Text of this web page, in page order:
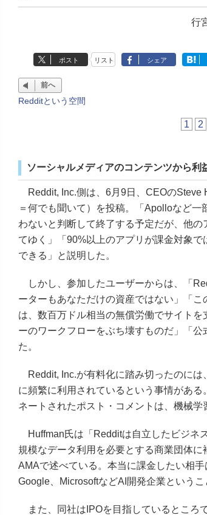
行
ポスト リスト シェア
前へ
Redditという空間
1 2
ソーシャルメディアのコンテンツから利
Reddit, Inc.側は、6月9日、CEOのSteve
＝何でも聞いて）を投稿。「Apolloなど
わないと判断して終了する予定だが、他
てゆく」「90%以上のアプリが課金対象
できる」と説明した。
しかし、参加したユーザーからは、「
ーターもあなただけの資産ではない」「
は、数百万ドル相当の無償労働でサイト
ーのワークフローをぶち壊すものだ」「
た。
Reddit, Inc.が有料化に踏み切ったのには
に頻繁に利用されているという事情があ
ネートされたポスト・コメントは、機械学
Huffman氏は「Redditは自立したビジネ
規模なデータ利用を必要とする商業団体
AMAで述べている。本当に課金したい相
Google、MicrosoftなどAI開発企業というこ
また、同社はIPOを目指しているところ